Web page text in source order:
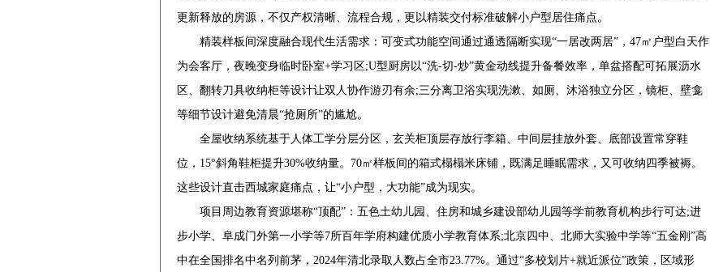
更新释放的房源，不仅产权清晰、流程合规，更以精装交付标准破解小户型居住痛点。
精装样板间深度融合现代生活需求：可变式功能空间通过通透隔断实现“一居改两居”，47㎡户型白天作
为会客厅，夜晚变身临时卧室+学习区;U型厨房以“洗-切-炒”黄金动线提升备餐效率，单盆搭配可拓展沥水
区、翻转刀具收纳柜等设计让双人协作游刃有余;三分离卫浴实现洗漱、如厕、沐浴独立分区，镜柜、壁龛
等细节设计避免清晨“抢厕所”的尴尬。
全屋收纳系统基于人体工学分层分区，玄关柜顶层存放行李箱、中间层挂放外套、底部设置常穿鞋
位，15°斜角鞋柜提升30%收纳量。70㎡样板间的箱式榻榻米床铺，既满足睡眠需求，又可收纳四季被褥。
这些设计直击西城家庭痛点，让“小户型，大功能”成为现实。
项目周边教育资源堪称“顶配”：五色土幼儿园、住房和城乡建设部幼儿园等学前教育机构步行可达;进
步小学、阜成门外第一小学等7所百年学府构建优质小学教育体系;北京四中、北师大实验中学等“五金刚”高
中在全国排名中名列前茅，2024年清北录取人数占全市23.77%。通过“多校划片+就近派位”政策，区域形